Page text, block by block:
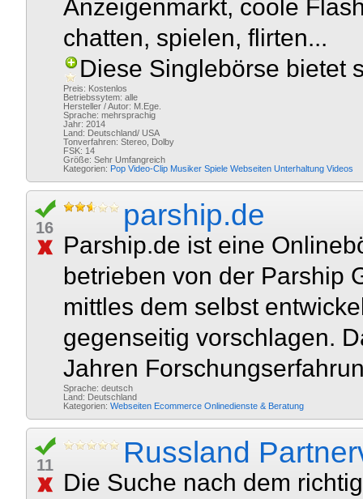
Anzeigenmarkt, coole
chatten, spielen, flirten...
Diese Singlebörse bietet
Preis: Kostenlos
Betriebssytem: alle
Hersteller / Autor: M.Ege.
Sprache: mehrsprachig
Jahr: 2014
Land: Deutschland/ USA
Tonverfahren: Stereo, Dolby
FSK: 14
Größe: Sehr Umfangreich
Kategorien: Pop Video-Clip Musiker Spiele Webseiten Unterhaltung Videos
16 parship.de
Parship.de ist eine
betrieben von der Parship
mittles dem selbst
gegenseitig vorschlagen.
Jahren
Sprache: deutsch
Land: Deutschland
Kategorien: Webseiten Ecommerce Onlinedienste & Beratung
11 Russland
Die Suche nach dem